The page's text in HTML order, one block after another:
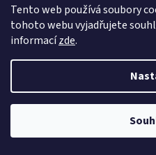
Tento web používá soubory
tohoto webu vyjadřujete
informacízde.
Počet hlasů: 19
Nákupní košík
0KS